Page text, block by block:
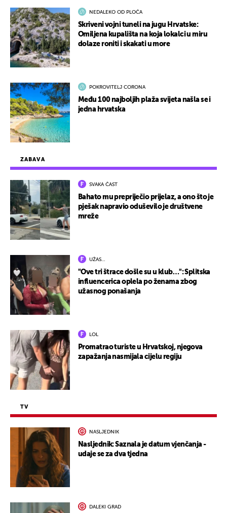
ZABAVA
SVAKA ČAST
Bahato mu prepriječio prijelaz, a ono što je
pješak napravio oduševilo je društvene
mreže
UŽAS…
"Ove tri štrace došle su u klub…": Splitska
influencerica oplela po ženama zbog
užasnog ponašanja
LOL
Promatrao turiste u Hrvatskoj, njegova
zapažanja nasmijala cijelu regiju
TV
NASLJEDNIK
Nasljednik: Saznala je datum vjenčanja -
udaje se za dva tjedna
DALEKI GRAD
NEDALEKO OD PLOČA
Skriveni vojni tuneli na jugu Hrvatske:
Omiljena kupališta na koja lokalci u miru
dolaze roniti i skakati u more
POKROVITELJ CORONA
Među 100 najboljih plaža svijeta našla se i
jedna hrvatska